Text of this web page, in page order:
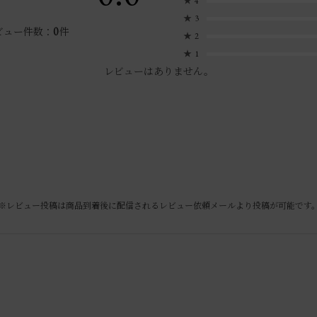
ュー件数： 0件
★ 3
★ 2
★ 1
レビューはありません。
レビュー投稿は商品到着後に配信されるレビュー依頼メールより投稿が可能です